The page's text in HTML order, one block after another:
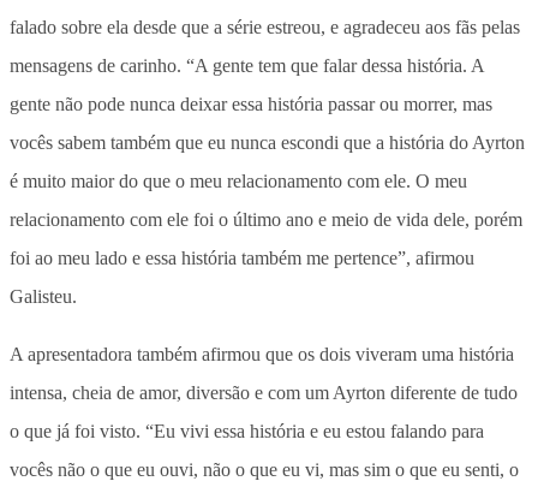
falado sobre ela desde que a série estreou, e agradeceu aos fãs pelas
mensagens de carinho. “A gente tem que falar dessa história. A
gente não pode nunca deixar essa história passar ou morrer, mas
vocês sabem também que eu nunca escondi que a história do Ayrton
é muito maior do que o meu relacionamento com ele. O meu
relacionamento com ele foi o último ano e meio de vida dele, porém
foi ao meu lado e essa história também me pertence”, afirmou
Galisteu.
A apresentadora também afirmou que os dois viveram uma história
intensa, cheia de amor, diversão e com um Ayrton diferente de tudo
o que já foi visto. “Eu vivi essa história e eu estou falando para
vocês não o que eu ouvi, não o que eu vi, mas sim o que eu senti, o